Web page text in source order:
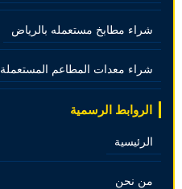
شراء مطابخ مستعمله بالرياض
شراء معدات المطاعم المستعملة
الروابط الرسمية
الرئيسية
من نحن